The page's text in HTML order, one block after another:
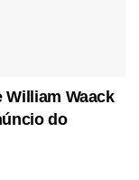
William Waack
do